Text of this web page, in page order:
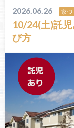
2026.06.26 家づ
10/24(土)託
び方